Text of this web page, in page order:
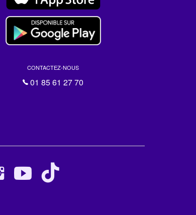
CONTACTEZ-NOUS
01 85 61 27 70